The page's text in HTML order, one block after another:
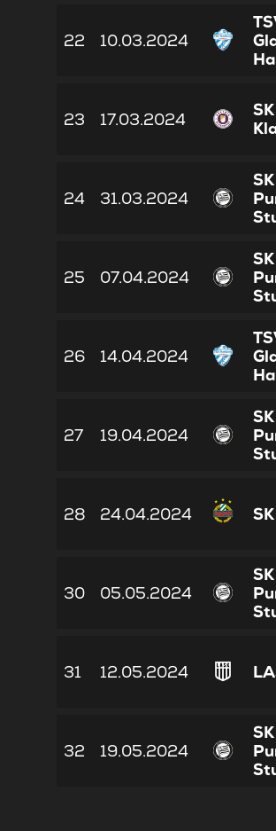
22 10.03.2024
23 17.03.2024
24 31.03.2024
SK
25 07.04.2024
SK
26 14.04.2024
27 19.04.2024
SK
28 24.04.2024
30 05.05.2024
SK
31 12.05.2024
32 19.05.2024
SK